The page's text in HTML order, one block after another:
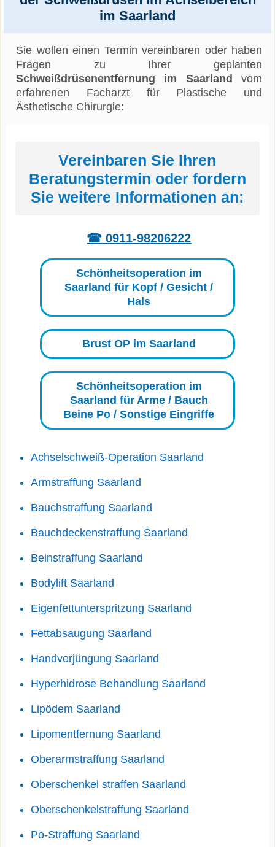
im Saarland
Sie wollen einen Termin vereinbaren oder haben
Fragen zu Ihrer geplanten
Schweißdrüsenentfernung im Saarland vom
erfahrenen Facharzt für Plastische und
Ästhetische Chirurgie:
Vereinbaren Sie Ihren
Beratungstermin oder fordern
Sie weitere Informationen an:
☎ 0911-98206222
Schönheitsoperation im
Saarland für Kopf / Gesicht /
Hals
Brust OP im Saarland
Schönheitsoperation im
Saarland für Arme / Bauch
Beine Po / Sonstige Eingriffe
Achselschweiß-Operation Saarland
Armstraffung Saarland
Bauchstraffung Saarland
Bauchdeckenstraffung Saarland
Beinstraffung Saarland
Bodylift Saarland
Eigenfettunterspritzung Saarland
Fettabsaugung Saarland
Handverjüngung Saarland
Hyperhidrose Behandlung Saarland
Lipödem Saarland
Lipomentfernung Saarland
Oberarmstraffung Saarland
Oberschenkel straffen Saarland
Oberschenkelstraffung Saarland
Po-Straffung Saarland